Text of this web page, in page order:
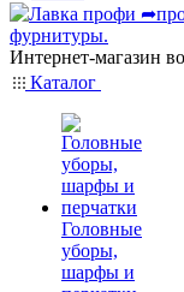
Интернет-магазин
Каталог
Головные
уборы,
шарфы и